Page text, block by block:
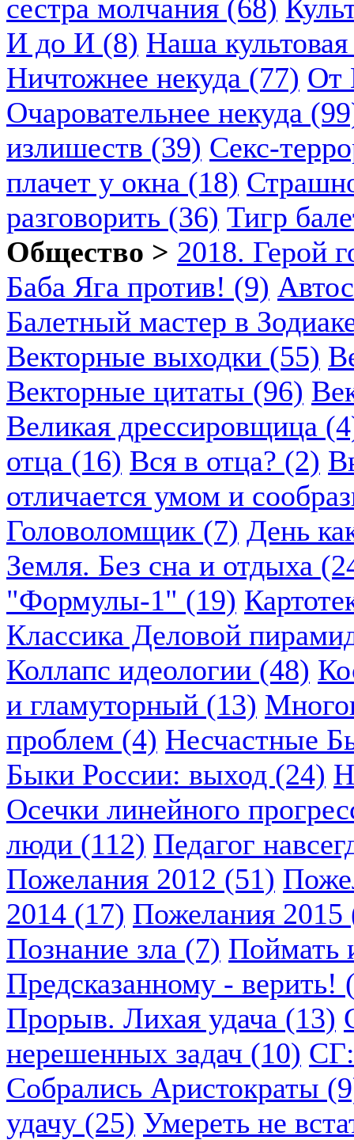
сестра молчания (68)
И до И (8) Наша
Ничтожнее некуда (77) От
Очаровательнее некуда
излишеств (39) Секс-
плачет у окна (18)
разговорить (36) Тигр
Общество > 2018. Герой
Баба Яга против! (9)
Балетный мастер в
Векторные выходки (55)
Векторные цитаты (96)
Великая дрессировщица
отца (16) Вся в отца? (2)
отличается умом и
Головоломщик (7) День
Земля. Без сна и отдыха
"Формулы-1" (19)
Классика Деловой
Коллапс идеологии (48)
и гламуторный (13)
проблем (4) Несчастные
Быки России: выход (24)
Осечки линейного
люди (112) Педагог
Пожелания 2012 (51)
2014 (17) Пожелания 2015
Познание зла (7) Поймать
Предсказанному - верить!
Прорыв. Лихая удача (13)
нерешенных задач (10)
Собрались Аристократы
удачу (25) Умереть не